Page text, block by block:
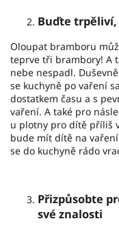
Buďte trpěliví,
Oloupat bramboru
teprve tři brambory! A
nebe nespadl.
se kuchyně po vaření
dostatkem času a s
vaření. A také pro
u plotny pro dítě příliš
bude mít dítě na
se do kuchyně rádo
Přizpůsobte
své znalosti